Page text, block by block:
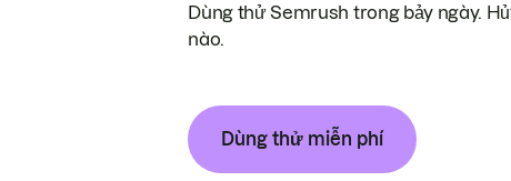
Dùng thử Semrush trong bảy ngày.
nào.
Dùng thử miễn phí